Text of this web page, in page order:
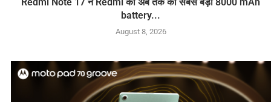
battery...
August 8, 2026